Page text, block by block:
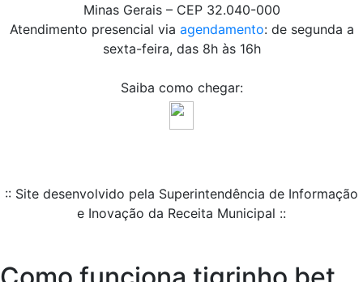
Minas Gerais – CEP 32.040-000
Atendimento presencial via agendamento: de segunda a
sexta-feira, das 8h às 16h
Saiba como chegar:
:: Site desenvolvido pela Superintendência de Informação
e Inovação da Receita Municipal ::